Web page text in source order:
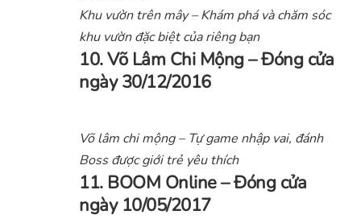
Khu vườn trên mây – Khám phá và chăm sóc
khu vườn đặc biệt của riêng bạn
10. Võ Lâm Chi Mộng – Đóng cửa
ngày 30/12/2016
Võ lâm chi mộng – Tự game nhập vai, đánh
Boss được giới trẻ yêu thích
11. BOOM Online – Đóng cửa
ngày 10/05/2017